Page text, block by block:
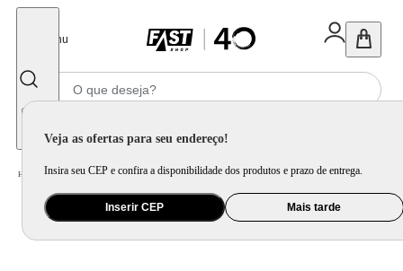
Menu
Veja as ofertas para seu endereço!
Insira seu CEP e confira a disponibilidade dos produtos e prazo de entrega.
Inserir CEP Mais tarde
Home Móveis e Decoração / Móveis para Sala de Jantar / Mesa de Jantar / Kit Mesa Bistro + 3 Banquetas Eiffel